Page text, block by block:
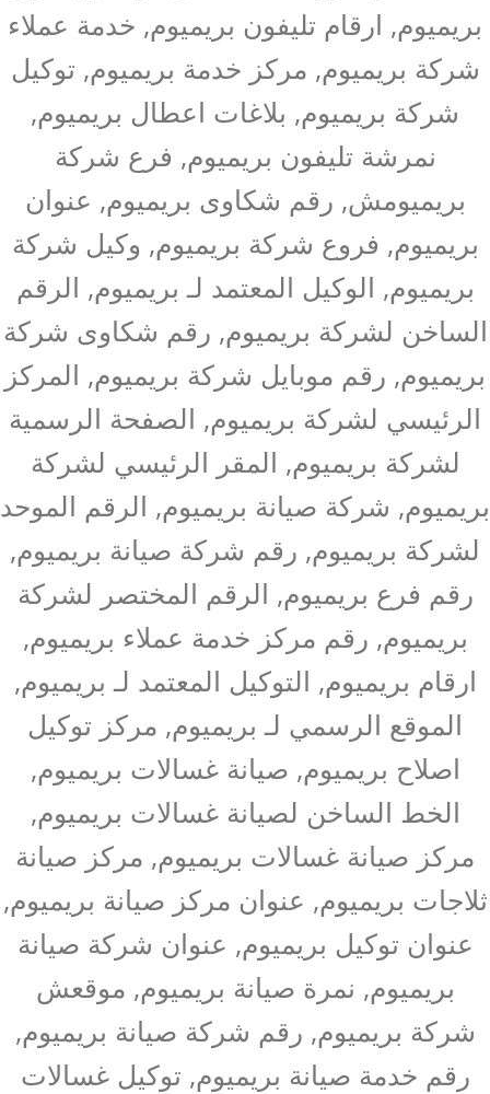
بريميوم, ارقام تليفون بريميوم, خدمة عملاء
شركة بريميوم, مركز خدمة بريميوم, توكيل
شركة بريميوم, بلاغات اعطال بريميوم,
نمرشة تليفون بريميوم, فرع شركة
بريميومش, رقم شكاوى بريميوم, عنوان
بريميوم, فروع شركة بريميوم, وكيل شركة
بريميوم, الوكيل المعتمد لـ بريميوم, الرقم
الساخن لشركة بريميوم, رقم شكاوى شركة
بريميوم, رقم موبايل شركة بريميوم, المركز
الرئيسي لشركة بريميوم, الصفحة الرسمية
لشركة بريميوم, المقر الرئيسي لشركة
بريميوم, شركة صيانة بريميوم, الرقم الموحد
لشركة بريميوم, رقم شركة صيانة بريميوم,
رقم فرع بريميوم, الرقم المختصر لشركة
بريميوم, رقم مركز خدمة عملاء بريميوم,
ارقام بريميوم, التوكيل المعتمد لـ بريميوم,
الموقع الرسمي لـ بريميوم, مركز توكيل
اصلاح بريميوم, صيانة غسالات بريميوم,
الخط الساخن لصيانة غسالات بريميوم,
مركز صيانة غسالات بريميوم, مركز صيانة
ثلاجات بريميوم, عنوان مركز صيانة بريميوم,
عنوان توكيل بريميوم, عنوان شركة صيانة
بريميوم, نمرة صيانة بريميوم, موقعش
شركة بريميوم, رقم شركة صيانة بريميوم,
رقم خدمة صيانة بريميوم, توكيل غسالات